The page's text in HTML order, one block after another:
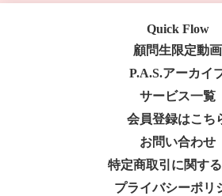
Quick Flow
顧問生限定動画
P.A.S.アーカイ
サービス一覧
会員登録はこち
お問い合わせ
特定商取引に関す
プライバシーポリ